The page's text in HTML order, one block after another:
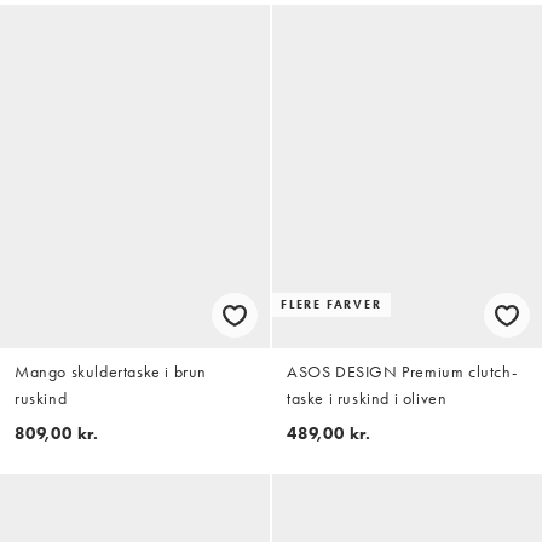
Mango skuldertaske i brun
ruskind
809,00 kr.
FLERE FARVER
ASOS DESIGN Premium clutch-
taske i ruskind i oliven
489,00 kr.